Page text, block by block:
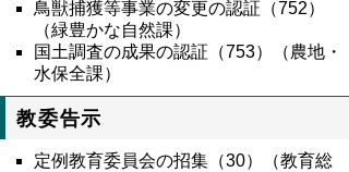
鳥獣捕獲等事業の変更の認証（752）
（緑豊かな自然課）
国土調査の成果の認証（753）（農地・
水保全課）
教委告示
定例教育委員会の招集（30）（教育総